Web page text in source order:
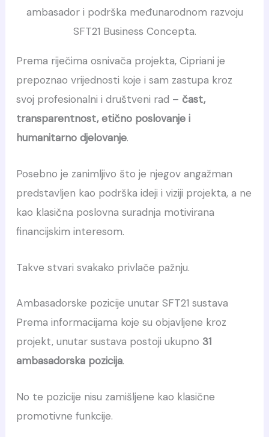
ambasador i podrška međunarodnom razvoju
SFT21 Business Concepta.
Prema riječima osnivača projekta, Cipriani je
prepoznao vrijednosti koje i sam zastupa kroz
svoj profesionalni i društveni rad – čast,
transparentnost, etično poslovanje i
humanitarno djelovanje.
Posebno je zanimljivo što je njegov angažman
predstavljen kao podrška ideji i viziji projekta, a ne
kao klasična poslovna suradnja motivirana
financijskim interesom.
Takve stvari svakako privlače pažnju.
Ambasadorske pozicije unutar SFT21 sustava
Prema informacijama koje su objavljene kroz
projekt, unutar sustava postoji ukupno 31
ambasadorska pozicija.
No te pozicije nisu zamišljene kao klasične
promotivne funkcije.